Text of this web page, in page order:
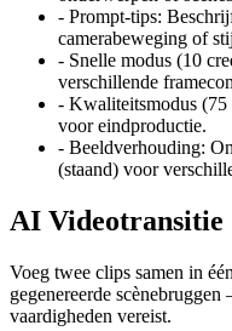
- Prompt-tips:
camerabeweging of
- Snelle modus (10
verschillende
- Kwaliteitsmodus (75
voor eindproductie.
- Beeldverhouding:
(staand) voor
AI Videotransitie
Voeg twee clips samen in
gegenereerde
vaardigheden vereist.